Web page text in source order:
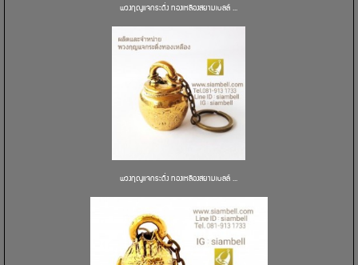
พวงกุญแจกระดิ่ง ทองเหลืองสยามเบลล์ ...
พวงกุญแจกระดิ่ง ทองเหลืองสยามเบลล์ ...